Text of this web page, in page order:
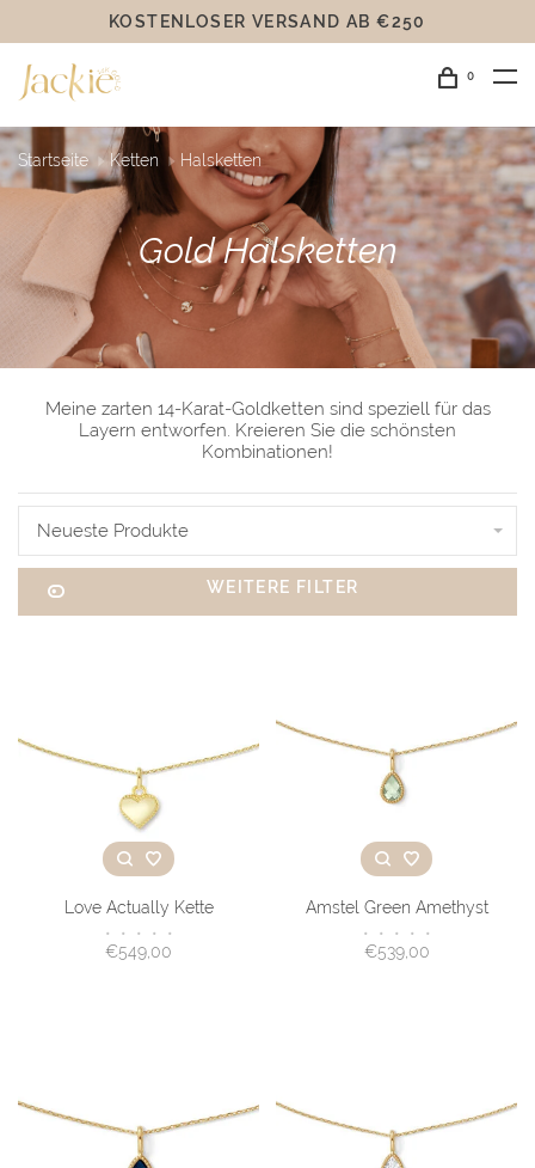
14 KARAT GOLD
0
Startseite Ketten Halsketten
Gold Halsketten
Meine zarten 14-Karat-Goldketten sind speziell für das
Layern entworfen. Kreieren Sie die schönsten
Kombinationen!
Neueste Produkte
WEITERE FILTER
Love Actually Kette
• • • • •
€549,00
Amstel Green Amethyst
• • • • •
€539,00